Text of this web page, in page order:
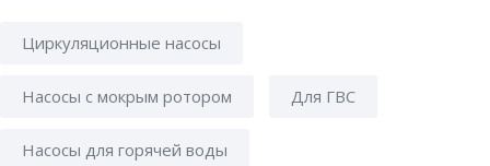
Циркуляционные насосы
Насосы с мокрым ротором Для ГВС
Насосы для горячей воды